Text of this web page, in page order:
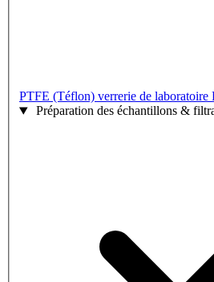
PTFE (Téflon) verrerie de laboratoire
Préparation des échantillons &